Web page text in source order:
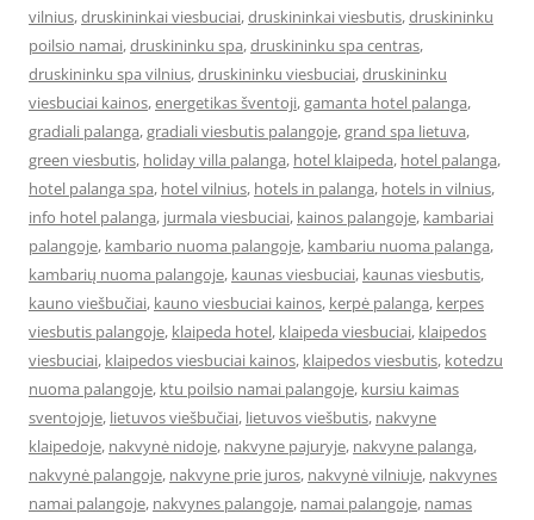
vilnius,druskininkai viesbuciai,druskininkai viesbutis,druskininku
poilsio namai,druskininku spa,druskininku spa centras,
druskininku spa vilnius,druskininku viesbuciai,druskininku
viesbuciai kainos,energetikas šventoji,gamanta hotel palanga,
gradiali palanga,gradiali viesbutis palangoje,grand spa lietuva,
green viesbutis, holiday villa palanga, hotel klaipeda, hotel palanga,
hotel palanga spa, hotel vilnius, hotels in palanga, hotels in vilnius,
info hotel palanga, jurmala viesbuciai, kainos palangoje, kambariai
palangoje, kambario nuoma palangoje, kambariu nuoma palanga,
kambarių nuoma palangoje, kaunas viesbuciai, kaunas viesbutis,
kauno viešbučiai, kauno viesbuciai kainos, kerpė palanga, kerpes
viesbutis palangoje, klaipeda hotel, klaipeda viesbuciai, klaipedos
viesbuciai, klaipedos viesbuciai kainos, klaipedos viesbutis, kotedzu
nuoma palangoje, ktu poilsio namai palangoje, kursiu kaimas
sventojoje, lietuvos viešbučiai, lietuvos viešbutis, nakvyne
klaipedoje, nakvynė nidoje, nakvyne pajuryje, nakvyne palanga,
nakvynė palangoje, nakvyne prie juros, nakvynė vilniuje, nakvynes
namai palangoje, nakvynes palangoje, namai palangoje, namas